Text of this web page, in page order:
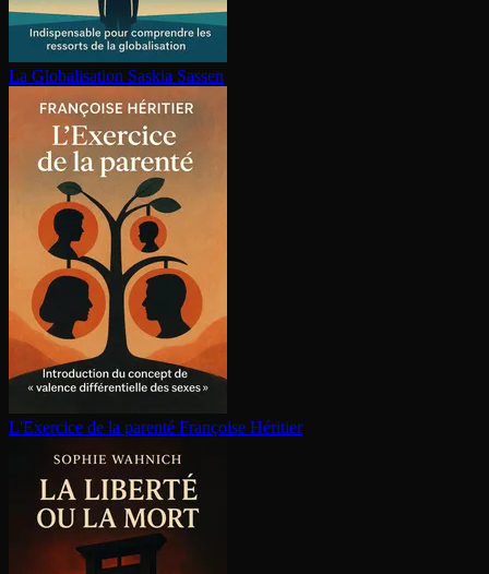
La Glo­ba­li­sa­tion Saskia Sassen
L'Exercice de la parenté Françoise Héritier